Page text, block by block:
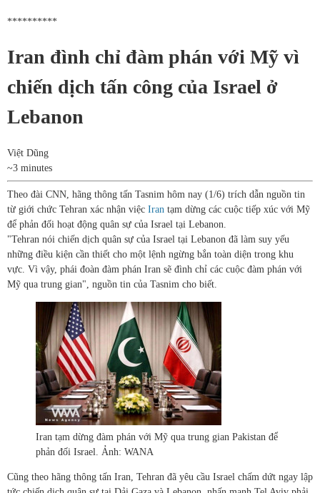
**********
Iran đình chỉ đàm phán với Mỹ vì
chiến dịch tấn công của Israel ở
Lebanon
Việt Dũng
~3 minutes
Theo đài CNN, hãng thông tấn Tasnim hôm nay (1/6) trích dẫn nguồn tin
từ giới chức Tehran xác nhận việc Iran tạm dừng các cuộc tiếp xúc với Mỹ
để phản đối hoạt động quân sự của Israel tại Lebanon.
"Tehran nói chiến dịch quân sự của Israel tại Lebanon đã làm suy yếu
những điều kiện cần thiết cho một lệnh ngừng bắn toàn diện trong khu
vực. Vì vậy, phái đoàn đàm phán Iran sẽ đình chỉ các cuộc đàm phán với
Mỹ qua trung gian", nguồn tin của Tasnim cho biết.
Iran tạm dừng đàm phán với Mỹ qua trung gian Pakistan để
phản đối Israel. Ảnh: WANA
Cũng theo hãng thông tấn Iran, Tehran đã yêu cầu Israel chấm dứt ngay lập